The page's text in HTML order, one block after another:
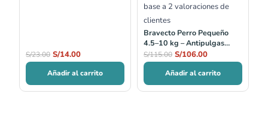
S/23.00 S/14.00
Añadir al carrito
base a 2 valoraciones de
clientes
Bravecto Perro Pequeño
4.5–10 kg – Antipulgas
masticable 3 meses
S/115.00 S/106.00
Añadir al carrito